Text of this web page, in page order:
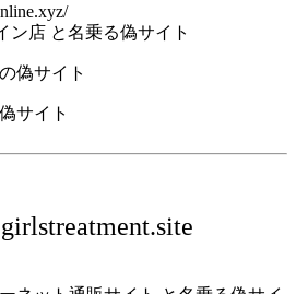
ン店 と名乗る偽サイト
サイト